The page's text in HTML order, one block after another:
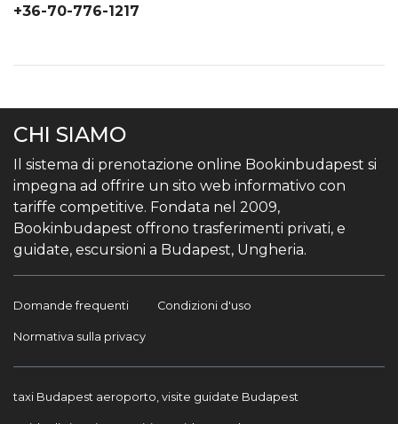
+36-70-776-1217
CHI SIAMO
Il sistema di prenotazione online Bookinbudapest si
impegna ad offrire un sito web informativo con
tariffe competitive. Fondata nel 2009,
Bookinbudapest offrono trasferimenti privati, e
guidate, escursioni a Budapest, Ungheria.
Domande frequenti Condizioni d'uso
Normativa sulla privacy
taxi Budapest aeroporto, visite guidate Budapest